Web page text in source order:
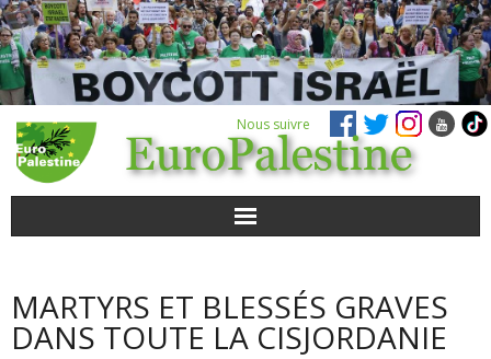
Nous suivre
POUR AGIR
MARTYRS ET BLESSÉS GRAVES
DANS TOUTE LA CISJORDANIE